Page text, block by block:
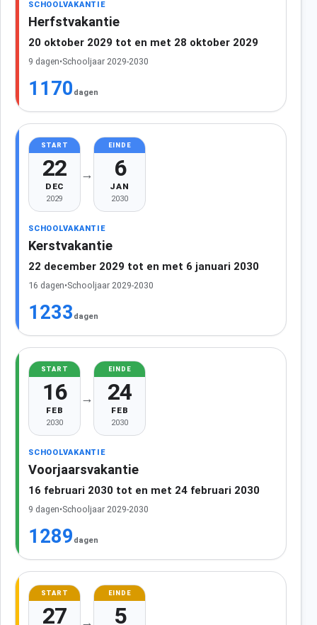
SCHOOLVAKANTIE
Herfstvakantie
20 oktober 2029 tot en met 28 oktober 2029
9 dagen•Schooljaar 2029-2030
1170 dagen
START
22
DEC
2029
→
EINDE
6
JAN
2030
SCHOOLVAKANTIE
Kerstvakantie
22 december 2029 tot en met 6 januari 2030
16 dagen•Schooljaar 2029-2030
1233 dagen
START
16
FEB
2030
→
EINDE
24
FEB
2030
SCHOOLVAKANTIE
Voorjaarsvakantie
16 februari 2030 tot en met 24 februari 2030
9 dagen•Schooljaar 2029-2030
1289 dagen
START
27 →
EINDE
5